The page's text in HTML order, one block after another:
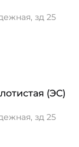
зд 25
Золотистая (ЭС)
зд 25